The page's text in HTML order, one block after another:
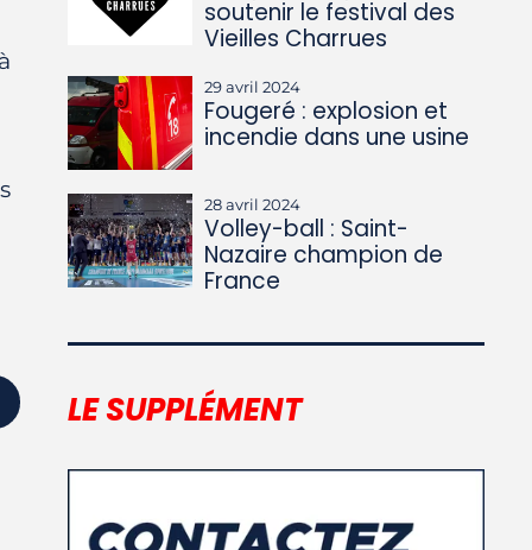
soutenir le festival des
Vieilles Charrues
29 avril 2024
Fougeré : explosion et
incendie dans une usine
28 avril 2024
Volley-ball : Saint-
Nazaire champion de
France
LE SUPPLÉMENT